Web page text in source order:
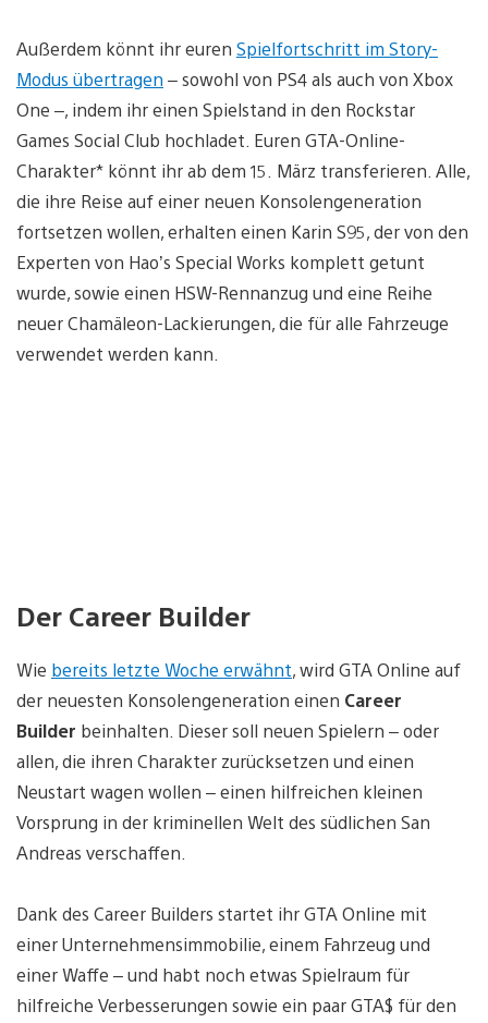
Außerdem könnt ihr euren Spielfortschritt im Story-
Modus übertragen – sowohl von PS4 als auch von Xbox
One –, indem ihr einen Spielstand in den Rockstar
Games Social Club hochladet. Euren GTA-Online-
Charakter* könnt ihr ab dem 15. März transferieren. Alle,
die ihre Reise auf einer neuen Konsolengeneration
fortsetzen wollen, erhalten einen Karin S95, der von den
Experten von Hao’s Special Works komplett getunt
wurde, sowie einen HSW-Rennanzug und eine Reihe
neuer Chamäleon-Lackierungen, die für alle Fahrzeuge
verwendet werden kann.
Der Career Builder
Wie bereits letzte Woche erwähnt, wird GTA Online auf
der neuesten Konsolengeneration einen Career
Builder beinhalten. Dieser soll neuen Spielern – oder
allen, die ihren Charakter zurücksetzen und einen
Neustart wagen wollen – einen hilfreichen kleinen
Vorsprung in der kriminellen Welt des südlichen San
Andreas verschaffen.
Dank des Career Builders startet ihr GTA Online mit
einer Unternehmensimmobilie, einem Fahrzeug und
einer Waffe – und habt noch etwas Spielraum für
hilfreiche Verbesserungen sowie ein paar GTA$ für den